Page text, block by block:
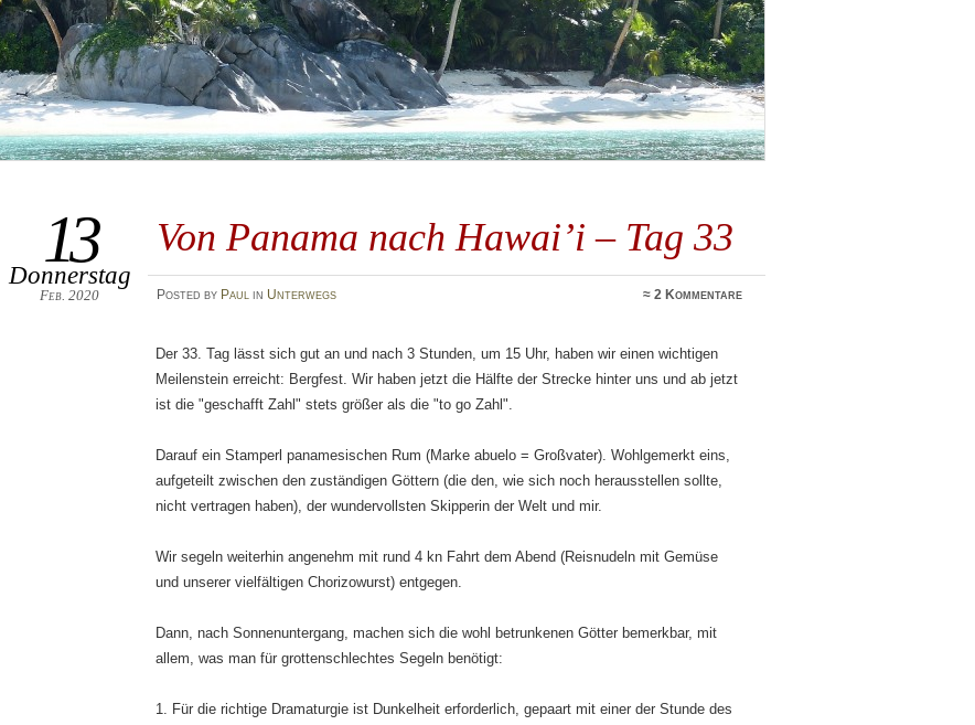
Von Panama nach Hawai’i – Tag 33
13
Donnerstag
Feb. 2020 Posted by Paulin Unterwegs ≈2 Kommentare
Der 33. Tag lässt sich gut an und nach 3 Stunden, um 15 Uhr, haben wir einen wichtigen
Meilenstein erreicht: Bergfest. Wir haben jetzt die Hälfte der Strecke hinter uns und ab jetzt
ist die "geschafft Zahl" stets größer als die "to go Zahl".
Darauf ein Stamperl panamesischen Rum (Marke abuelo = Großvater). Wohlgemerkt eins,
aufgeteilt zwischen den zuständigen Göttern (die den, wie sich noch herausstellen sollte,
nicht vertragen haben), der wundervollsten Skipperin der Welt und mir.
Wir segeln weiterhin angenehm mit rund 4 kn Fahrt dem Abend (Reisnudeln mit Gemüse
und unserer vielfältigen Chorizowurst) entgegen.
Dann, nach Sonnenuntergang, machen sich die wohl betrunkenen Götter bemerkbar, mit
allem, was man für grottenschlechtes Segeln benötigt:
1. Für die richtige Dramaturgie ist Dunkelheit erforderlich, gepaart mit einer der Stunde des